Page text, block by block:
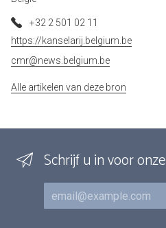
+32 2 501 02 11
https://kanselarij.belgium.be
cmr@news.belgium.be
Alle artikelen van deze bron
Schrijf u in voor
E-mail